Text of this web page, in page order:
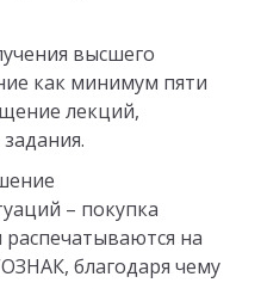
высшего
как минимум пяти
лекций,
– покупка
на
благодаря чему